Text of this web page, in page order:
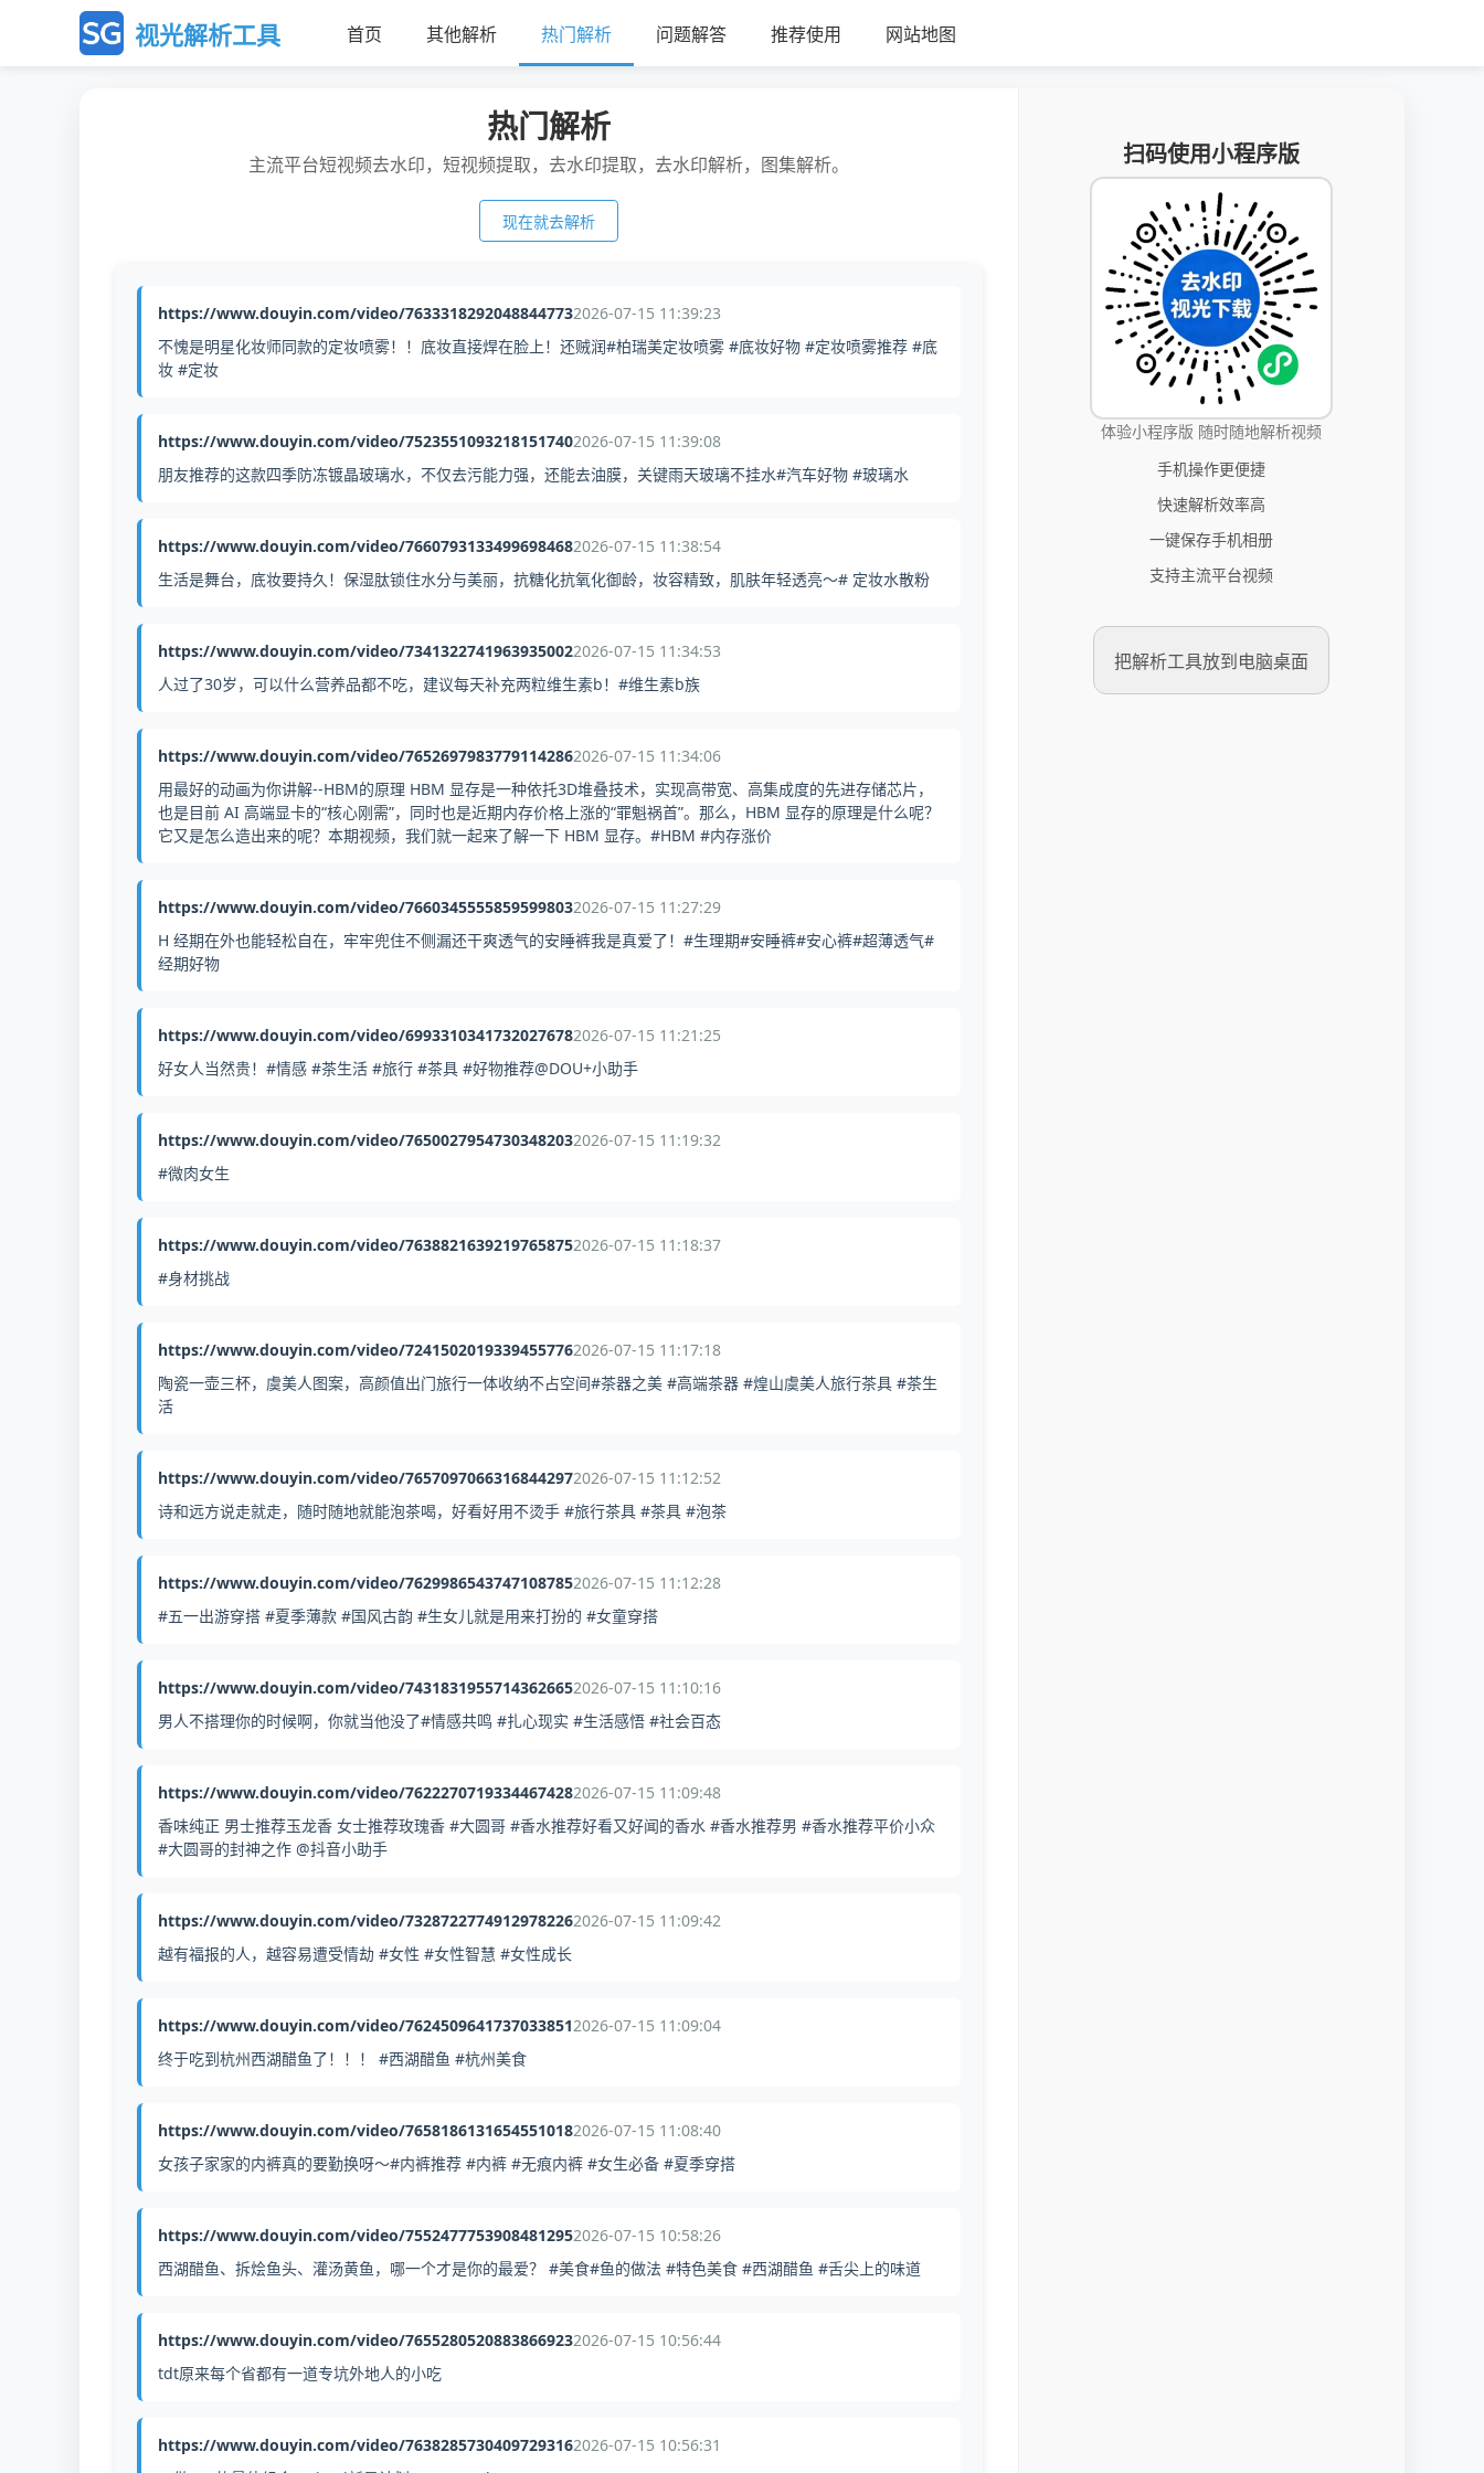
视光解析工具 首页 其他解析 热门解析 问题解答 推荐使用 网站地图
热门解析
主流平台短视频去水印，短视频提取，去水印提取，去水印解析，图集解析。
现在就去解析
https://www.douyin.com/video/76333182920488447732026-07-15 11:39:23
不愧是明星化妆师同款的定妆喷雾！！底妆直接焊在脸上！还贼润#柏瑞美定妆喷雾 #底妆好物 #定妆喷雾推荐 #底
妆 #定妆
https://www.douyin.com/video/75235510932181517402026-07-15 11:39:08
朋友推荐的这款四季防冻镀晶玻璃水，不仅去污能力强，还能去油膜，关键雨天玻璃不挂水#汽车好物 #玻璃水
https://www.douyin.com/video/76607931334996984682026-07-15 11:38:54
生活是舞台，底妆要持久！保湿肽锁住水分与美丽，抗糖化抗氧化御龄，妆容精致，肌肤年轻透亮～# 定妆水散粉
https://www.douyin.com/video/73413227419639350022026-07-15 11:34:53
人过了30岁，可以什么营养品都不吃，建议每天补充两粒维生素b！#维生素b族
https://www.douyin.com/video/76526979837791142862026-07-15 11:34:06
用最好的动画为你讲解--HBM的原理 HBM 显存是一种依托3D堆叠技术，实现高带宽、高集成度的先进存储芯片，
也是目前 AI 高端显卡的“核心刚需”，同时也是近期内存价格上涨的“罪魁祸首”。那么，HBM 显存的原理是什么呢？
它又是怎么造出来的呢？本期视频，我们就一起来了解一下 HBM 显存。#HBM #内存涨价
https://www.douyin.com/video/76603455558595998032026-07-15 11:27:29
H 经期在外也能轻松自在，牢牢兜住不侧漏还干爽透气的安睡裤我是真爱了！#生理期#安睡裤#安心裤#超薄透气#
经期好物
https://www.douyin.com/video/69933103417320276782026-07-15 11:21:25
好女人当然贵！#情感 #茶生活 #旅行 #茶具 #好物推荐@DOU+小助手
https://www.douyin.com/video/76500279547303482032026-07-15 11:19:32
#微肉女生
https://www.douyin.com/video/76388216392197658752026-07-15 11:18:37
#身材挑战
https://www.douyin.com/video/72415020193394557762026-07-15 11:17:18
陶瓷一壶三杯，虞美人图案，高颜值出门旅行一体收纳不占空间#茶器之美 #高端茶器 #煌山虞美人旅行茶具 #茶生
活
https://www.douyin.com/video/76570970663168442972026-07-15 11:12:52
诗和远方说走就走，随时随地就能泡茶喝，好看好用不烫手 #旅行茶具 #茶具 #泡茶
https://www.douyin.com/video/76299865437471087852026-07-15 11:12:28
#五一出游穿搭 #夏季薄款 #国风古韵 #生女儿就是用来打扮的 #女童穿搭
https://www.douyin.com/video/74318319557143626652026-07-15 11:10:16
男人不搭理你的时候啊，你就当他没了#情感共鸣 #扎心现实 #生活感悟 #社会百态
https://www.douyin.com/video/76222707193344674282026-07-15 11:09:48
香味纯正 男士推荐玉龙香 女士推荐玫瑰香 #大圆哥 #香水推荐好看又好闻的香水 #香水推荐男 #香水推荐平价小众
#大圆哥的封神之作 @抖音小助手
https://www.douyin.com/video/73287227749129782262026-07-15 11:09:42
越有福报的人，越容易遭受情劫 #女性 #女性智慧 #女性成长
https://www.douyin.com/video/76245096417370338512026-07-15 11:09:04
终于吃到杭州西湖醋鱼了！！！ #西湖醋鱼 #杭州美食
https://www.douyin.com/video/76581861316545510182026-07-15 11:08:40
女孩子家家的内裤真的要勤换呀～#内裤推荐 #内裤 #无痕内裤 #女生必备 #夏季穿搭
https://www.douyin.com/video/75524777539084812952026-07-15 10:58:26
西湖醋鱼、拆烩鱼头、灌汤黄鱼，哪一个才是你的最爱？ #美食#鱼的做法 #特色美食 #西湖醋鱼 #舌尖上的味道
https://www.douyin.com/video/76552805208838669232026-07-15 10:56:44
tdt原来每个省都有一道专坑外地人的小吃
https://www.douyin.com/video/76382857304097293162026-07-15 10:56:31
扫码使用小程序版
体验小程序版 随时随地解析视频
手机操作更便捷
快速解析效率高
一键保存手机相册
支持主流平台视频
把解析工具放到电脑桌面